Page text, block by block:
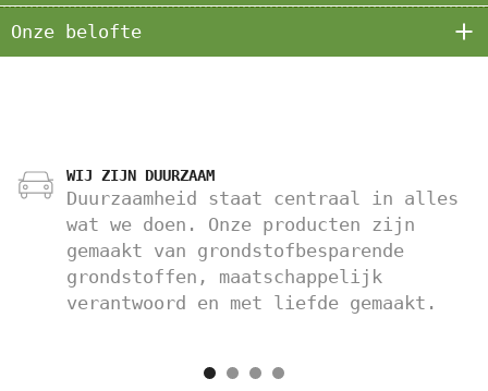
Onze belofte
WIJ ZIJN DUURZAAM
Duurzaamheid staat centraal in alles
wat we doen. Onze producten zijn
gemaakt van grondstofbesparende
grondstoffen, maatschappelijk
verantwoord en met liefde gemaakt.